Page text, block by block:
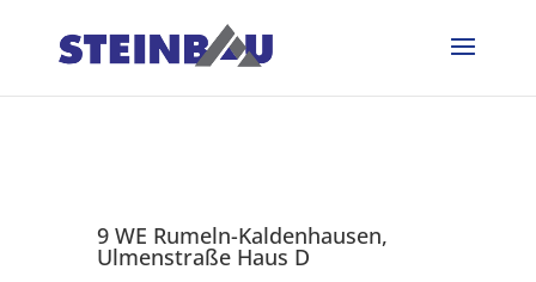
9 WE Rumeln-Kaldenhausen,
Ulmenstraße Haus D